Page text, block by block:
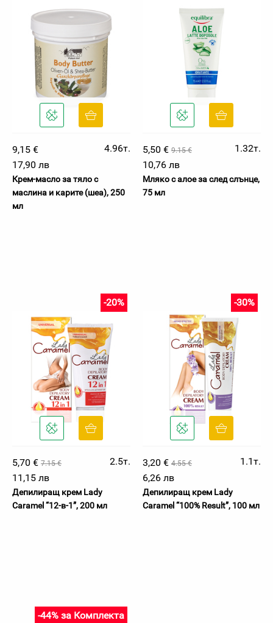
9,15 €
4.96т.
17,90 лв
Крем-масло за тяло с
маслина и карите (шеа), 250
мл
5,50 € 9.15 €
1.32т.
10,76 лв
Мляко с алое за след слънце,
75 мл
5,70 € 7.15 €
-20%
2.5т.
11,15 лв
Депилиращ крем Lady
Caramel “12-в-1”, 200 мл
3,20 € 4.55 €
-30%
1.1т.
6,26 лв
Депилиращ крем Lady
Caramel “100% Result”, 100 мл
-44% за Комплекта